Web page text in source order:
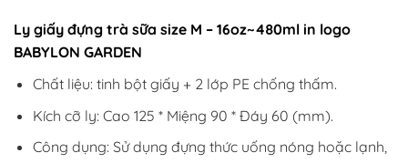
Ly giấy đựng trà sữa size M – 16oz~480ml in logo
BABYLON GARDEN
Chất liệu: tinh bột giấy + 2 lớp PE chống thấm.
Kích cỡ ly: Cao 125 * Miệng 90 * Đáy 60 (mm).
Công dụng: Sử dụng đựng thức uống nóng hoặc lạnh,